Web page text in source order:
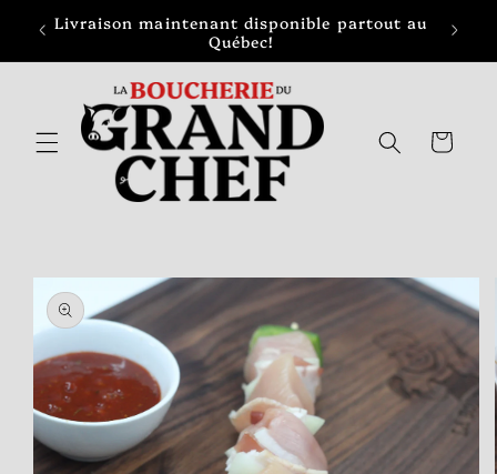
passer
contenu
Livraison maintenant disponible partout au
Québec!
Panier
Passer aux
informations
produits